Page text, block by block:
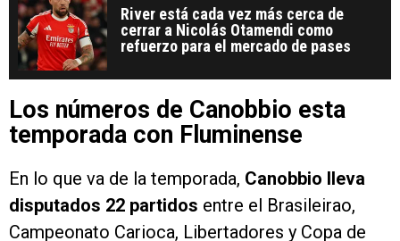
River está cada vez más cerca de
cerrar a Nicolás Otamendi como
refuerzo para el mercado de pases
Los números de Canobbio esta
temporada con Fluminense
En lo que va de la temporada, Canobbio lleva
disputados 22 partidos entre el Brasileirao,
Campeonato Carioca, Libertadores y Copa de